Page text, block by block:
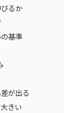
るか
基準
が出る
きい